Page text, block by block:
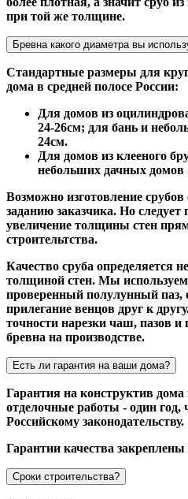
при той же толщине.
Бревна какого диаметра вы
Стандартные размеры для
дома в средней полосе России:
Для домов из
24-26см; для бань и
24см.
Для домов из клееного
небольших дачных домов
Возможно изготовление
заданию заказчика. Но следует
увеличение толщины стен
строительтства.
Качество сруба определяется
толщиной стен. Мы
проверенный полулунный паз,
прилегание венцов друг к
точности нарезки чаш, пазов и
бревна на производстве.
Есть ли гарантия на ваши дома?
Гарантия на конструктив
отделочные работы - один год,
Российскому законодательству.
Гарантии качества закреплены
Сроки строительства?